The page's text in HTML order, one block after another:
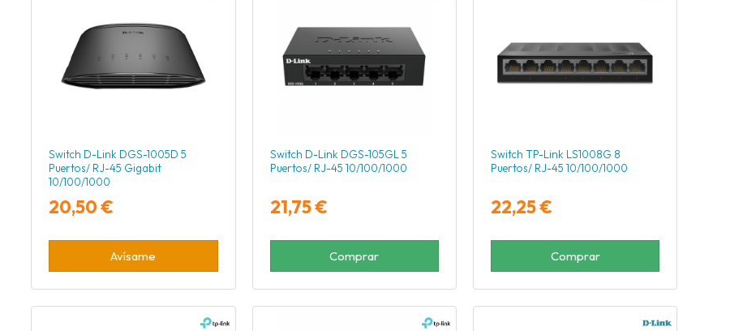
Switch D-Link DGS-1005D 5
Puertos/ RJ-45 Gigabit
10/100/1000
20,50 €
Avísame
Switch D-Link DGS-105GL 5
Puertos/ RJ-45 10/100/1000
21,75 €
Comprar
Switch TP-Link LS1008G 8
Puertos/ RJ-45 10/100/1000
22,25 €
Comprar